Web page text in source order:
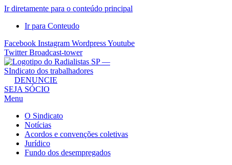
Ir diretamente para o conteúdo principal
Ir para Conteudo
Facebook Instagram WordpressYoutube
Twitter Broadcast-tower
Sindicato
dos
Radialistas
São
Paulo
Sindicato
DENUNCIE
SEJA SÓCIO
Menu
O Sindicato
Notícias
Acordos e convenções coletivas
Jurídico
Fundo dos desempregados